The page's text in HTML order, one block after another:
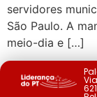
servidores
São Paulo. A
meio-dia e […]
621